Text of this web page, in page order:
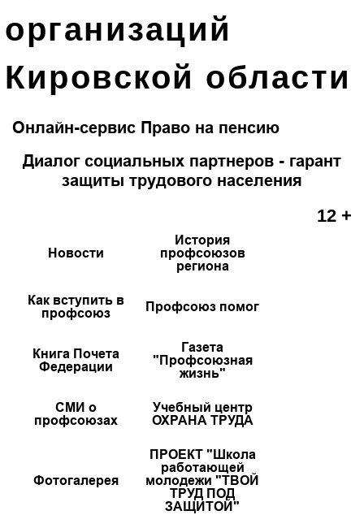
организаций
Кировской области
Онлайн-сервис Право на пенсию
Диалог социальных партнеров - гарант
защиты трудового населения
12 +
Новости
История
профсоюзов
региона
Как вступить в
профсоюз
Профсоюз помог
Книга Почета
Федерации
Газета
"Профсоюзная
жизнь"
СМИ о
профсоюзах
Учебный центр
ОХРАНА ТРУДА
Фотогалерея
ПРОЕКТ "Школа
работающей
молодежи "ТВОЙ
ТРУД ПОД
ЗАЩИТОЙ"